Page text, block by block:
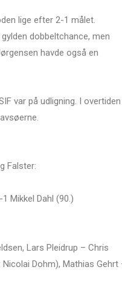
lige efter 2-1 målet.
dobbeltchance, men
havde også en
var på udligning. I overtiden
Falster:
Mikkel Dahl (90.)
Lars Pleidrup – Chris
Dohm), Mathias Gehrt